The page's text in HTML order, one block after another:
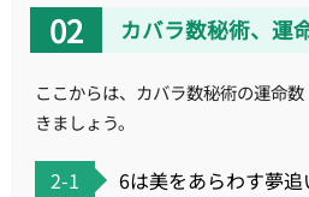
カバラ数秘術、運
ここからは、カバラ数秘術の運命
きましょう。
2-1 6は美をあらわす夢追